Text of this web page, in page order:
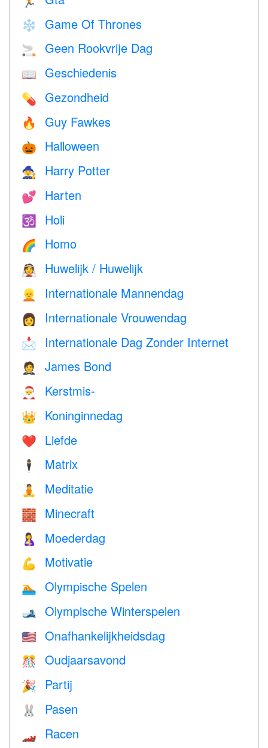
❄️ Game Of Thrones
🚬 Geen Rookvrije Dag
📖 Geschiedenis
💊 Gezondheid
🔥 Guy Fawkes
🎃 Halloween
🧙 Harry Potter
💕 Harten
🕉 Holi
🌈 Homo
👰 Huwelijk / Huwelijk
👱 Internationale Mannendag
👩 Internationale Vrouwendag
📩 Internationale Dag Zonder Internet
🤵 James Bond
🎅 Kerstmis-
👑 Koninginnedag
❤️️ Liefde
🕴️ Matrix
🧘 Meditatie
🧱 Minecraft
🤱 Moederdag
💪 Motivatie
🏊 Olympische Spelen
🎿 Olympische Winterspelen
🇺🇸 Onafhankelijkheidsdag
🎊 Oudjaarsavond
🎉 Partij
🐰 Pasen
🏎 Racen